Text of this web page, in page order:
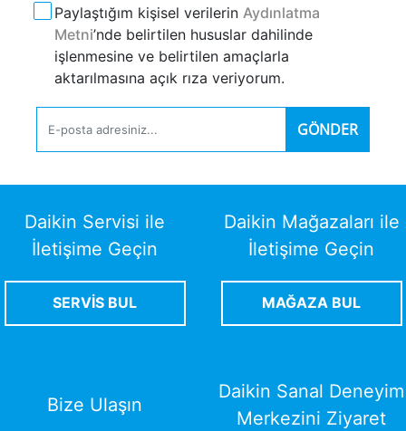
Paylaştığım kişisel verilerin Aydınlatma
Metni’nde belirtilen hususlar dahilinde
işlenmesine ve belirtilen amaçlarla
aktarılmasına açık rıza veriyorum.
GÖNDER
Daikin Servisi ile
İletişime Geçin
SERVİS BUL
Daikin Mağazaları ile
İletişime Geçin
MAĞAZA BUL
Bize Ulaşın
Daikin Sanal Deneyim
Merkezini Ziyaret